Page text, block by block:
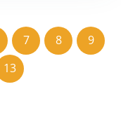
7 8
9
13